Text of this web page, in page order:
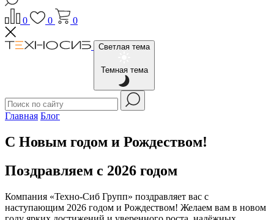
0 0 0
Светлая тема
Темная тема
Главная Блог
С Новым годом и Рождеством!
Поздравляем с 2026 годом
Компания «Техно-Сиб Групп» поздравляет вас с
наступающим 2026 годом и Рождеством! Желаем вам в новом